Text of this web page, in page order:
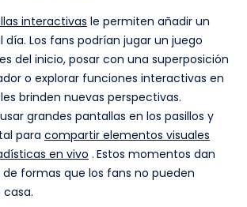
interactivas le permiten añadir un
día. Los fans podrían jugar un juego
del inicio, posar con una superposición
o explorar funciones interactivas en
brinden nuevas perspectivas.
grandes pantallas en los pasillos y
para compartir elementos visuales
en vivo . Estos momentos dan
formas que los fans no pueden